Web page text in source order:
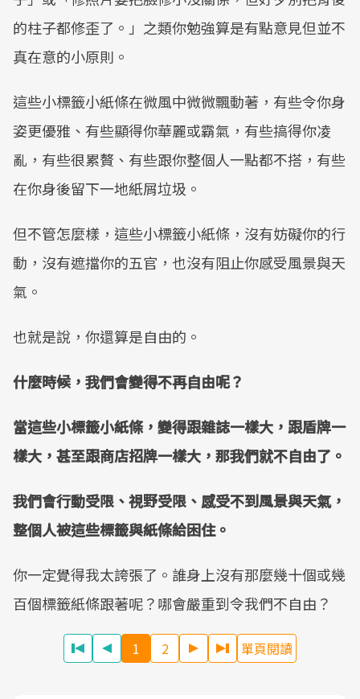
的柱子都修歪了。」之類你勉強算是有點意見但並不
真在意的小原則。
這些小標籤小紙條在微風中微微飄動著，有些令你身
姿更優雅、有些顯得你華麗或霸氣，有些搞得你凌
亂，有些很累贅、有些跟你整個人一點都不搭，有些
在你身後留下一地紙屑垃圾。
但不管怎麼樣，這些小標籤小紙條，沒有妨礙你的行
動，沒有遮擋你的五官，也沒有阻止你感受風景與天
氣。
也就是說，你還算是自由的。
什麼時候，我們會變得不再自由呢？
當這些小標籤小紙條，變得跟雜誌一樣大，跟盾牌一
樣大，甚至跟商店招牌一樣大，那我們就不自由了。
我們會行動受限、視野受限、感受不到風景與天氣，
整個人被這些標籤與紙條給困住。
你一定覺得我太誇張了。誰身上沒有那麼幾十個或幾
百個標籤紙條跟著呢？哪會嚴重到令我們不自由？
1 2 單頁閱讀